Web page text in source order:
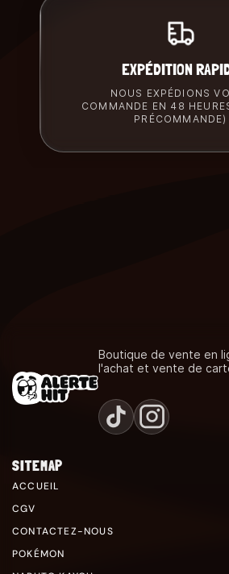
EXPÉDITION
NOUS EXPÉDIONS
COMMANDE EN 48
PRÉCOMMANDE)
Boutique de vente en
l'achat et vente de
SITEMAP
ACCUEIL
CGV
CONTACTEZ-NOUS
POKÉMON